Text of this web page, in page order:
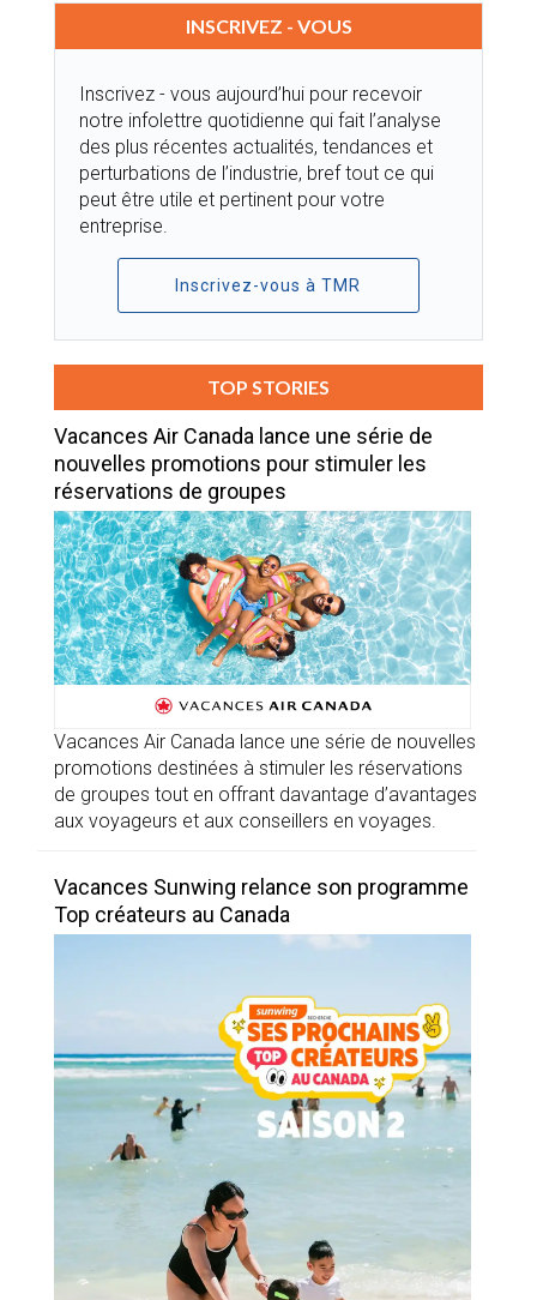
INSCRIVEZ - VOUS
Inscrivez - vous aujourd’hui pour recevoir
notre infolettre quotidienne qui fait l’analyse
des plus récentes actualités, tendances et
perturbations de l’industrie, bref tout ce qui
peut être utile et pertinent pour votre
entreprise.
Inscrivez-vous à TMR
TOP STORIES
Vacances Air Canada lance une série de
nouvelles promotions pour stimuler les
réservations de groupes
Vacances Air Canada lance une série de nouvelles
promotions destinées à stimuler les réservations
de groupes tout en offrant davantage d’avantages
aux voyageurs et aux conseillers en voyages.
Vacances Sunwing relance son programme
Top créateurs au Canada